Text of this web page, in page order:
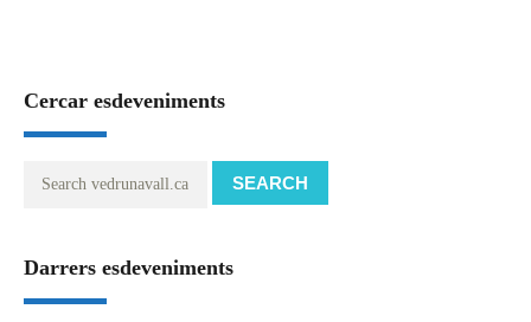
Cercar esdeveniments
SEARCH
Darrers esdeveniments